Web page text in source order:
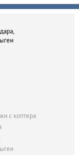
с коптера